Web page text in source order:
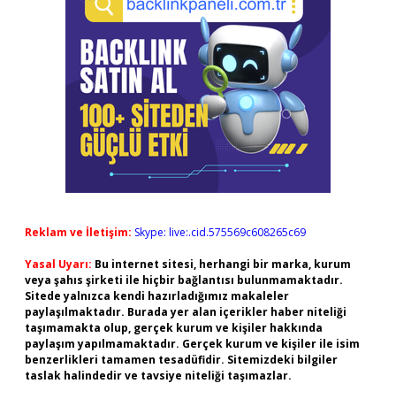
Reklam ve İletişim: Skype: live:.cid.575569c608265c69
Yasal Uyarı: Bu internet sitesi, herhangi bir marka, kurum
veya şahıs şirketi ile hiçbir bağlantısı bulunmamaktadır.
Sitede yalnızca kendi hazırladığımız makaleler
paylaşılmaktadır. Burada yer alan içerikler haber niteliği
taşımamakta olup, gerçek kurum ve kişiler hakkında
paylaşım yapılmamaktadır. Gerçek kurum ve kişiler ile isim
benzerlikleri tamamen tesadüfidir. Sitemizdeki bilgiler
taslak halindedir ve tavsiye niteliği taşımazlar.